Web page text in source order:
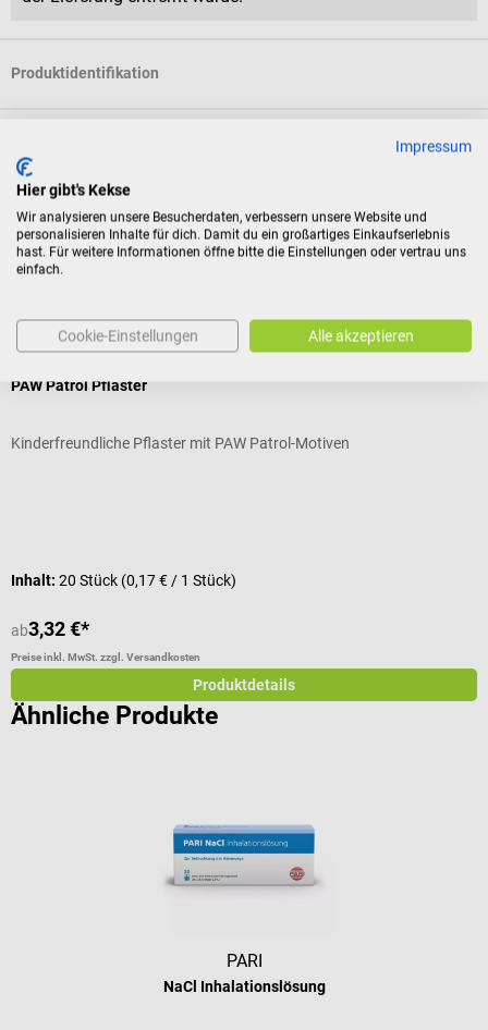
Produktidentifikation
Bewertungen
SSB
Hansaplast
PAW Patrol Pflaster
Kinderfreundliche Pflaster mit PAW Patrol-Motiven
Inhalt: 20 Stück (0,17 € / 1 Stück)
ab3,32 €*
Preise inkl. MwSt. zzgl. Versandkosten
Produktdetails
Ähnliche Produkte
PARI
NaCl Inhalationslösung
Impressum
Hier gibt's Kekse
Wir analysieren unsere Besucherdaten, verbessern unsere Website und
personalisieren Inhalte für dich. Damit du ein großartiges Einkaufserlebnis
hast. Für weitere Informationen öffne bitte die Einstellungen oder vertrau uns
einfach.
Cookie-Einstellungen Alle akzeptieren